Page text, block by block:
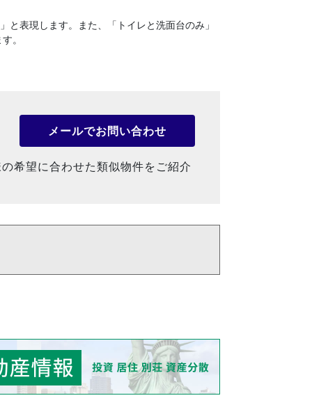
と表現します。
また、「トイレと洗面台のみ」
。
メールでお問い合わせ
希望に合わせた類似物件をご紹介